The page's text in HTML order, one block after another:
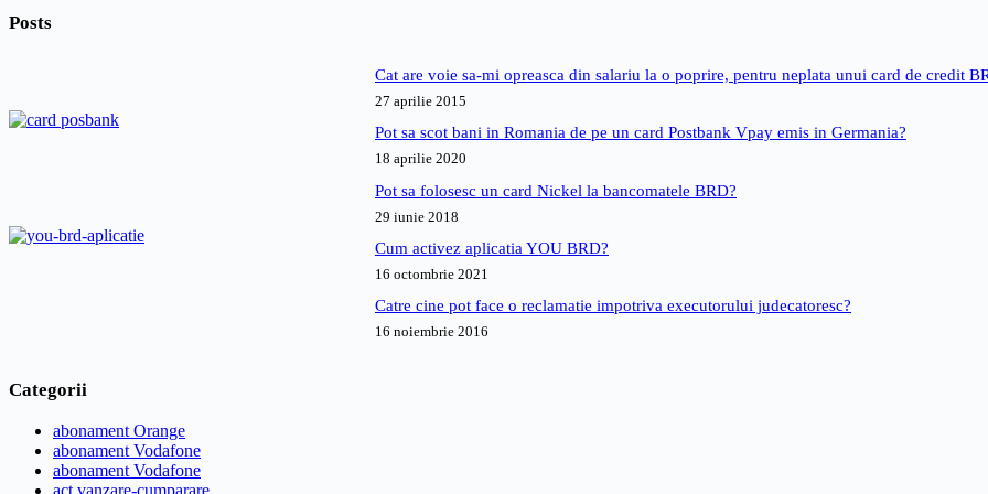
Posts
Cat are voie sa-mi opreasca din salariu la o poprire, pentru neplata unui card de credit
27 aprilie 2015
Pot sa scot bani in Romania de pe un card Postbank Vpay emis in Germania?
18 aprilie 2020
Pot sa folosesc un card Nickel la bancomatele BRD?
29 iunie 2018
Cum activez aplicatia YOU BRD?
16 octombrie 2021
Catre cine pot face o reclamatie impotriva executorului judecatoresc?
16 noiembrie 2016
Categorii
abonament Orange
abonament Vodafone
abonament Vodafone
act vanzare-cumparare